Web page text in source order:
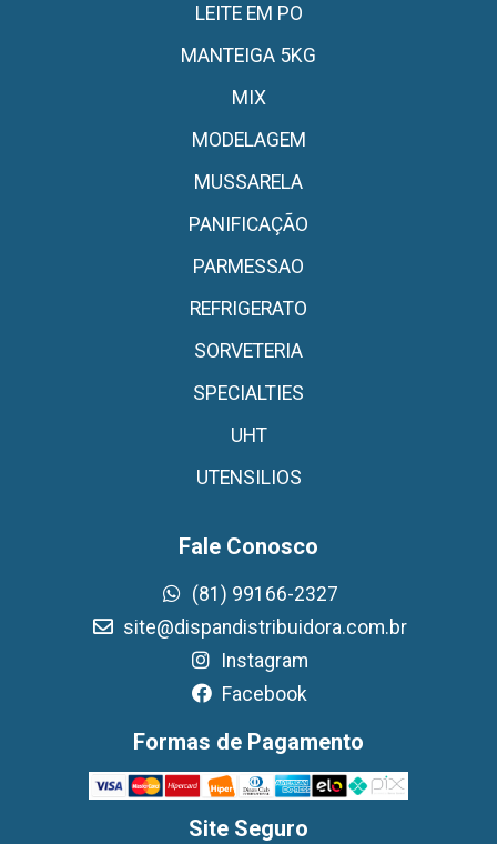
LEITE EM PO
MANTEIGA 5KG
MIX
MODELAGEM
MUSSARELA
PANIFICAÇÃO
PARMESSAO
REFRIGERATO
SORVETERIA
SPECIALTIES
UHT
UTENSILIOS
Fale Conosco
(81) 99166-2327
site@dispandistribuidora.com.br
Instagram
Facebook
Formas de Pagamento
Site Seguro